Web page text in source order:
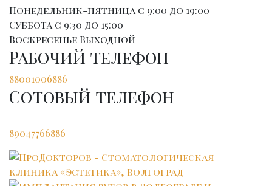
Понедельник-пятница с 9:00 до 19:00
Суббота с 9:30 до 15:00
Воскресенье Выходной
Рабочий телефон
88001006886
Сотовый телефон
89047766886